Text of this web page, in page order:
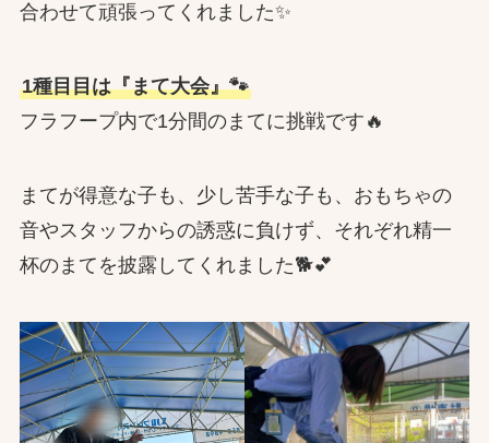
合わせて頑張ってくれました✨
1種目目は『まて大会』🐾
フラフープ内で1分間のまてに挑戦です🔥
まてが得意な子も、少し苦手な子も、おもちゃの
音やスタッフからの誘惑に負けず、それぞれ精一
杯のまてを披露してくれました🐕💕